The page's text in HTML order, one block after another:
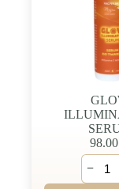
98.00
ilość
GLOW
−